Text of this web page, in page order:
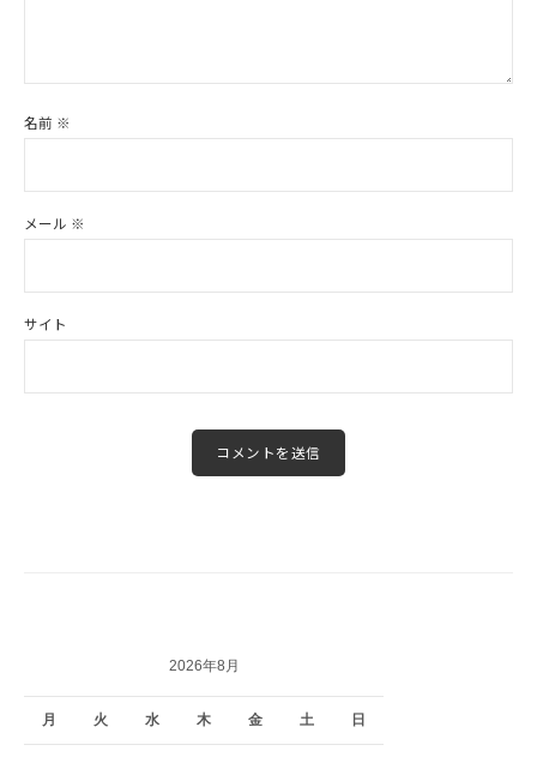
名前 ※
メール ※
サイト
2026年8月
月 火 水 木 金 土 日